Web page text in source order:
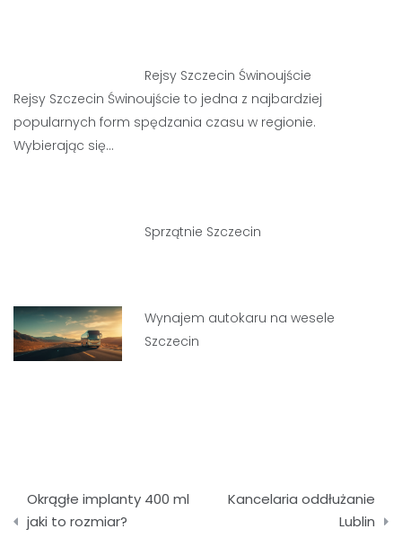
Rejsy Szczecin Świnoujście
Rejsy Szczecin Świnoujście to jedna z najbardziej
popularnych form spędzania czasu w regionie.
Wybierając się…
Sprzątnie Szczecin
Wynajem autokaru na wesele
Szczecin
Nawigacja
wpisu
Okrągłe implanty 400 ml
jaki to rozmiar?
Kancelaria oddłużanie
Lublin